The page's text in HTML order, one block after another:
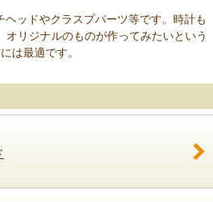
ヘッドやクラスプパーツ等です。時計も
オリジナルのものが作ってみたいという
は最適です。